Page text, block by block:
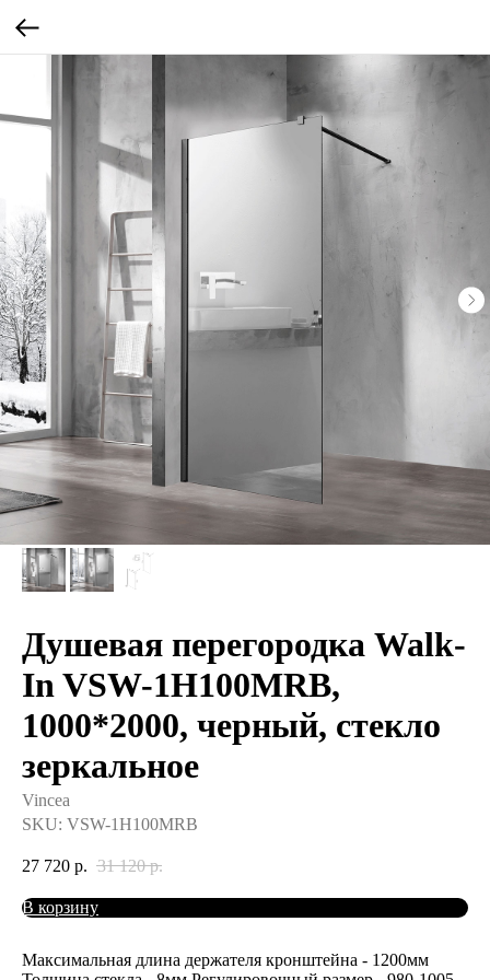
Душевая перегородка Walk-
In VSW-1H100MRB,
1000*2000, черный, стекло
зеркальное
Vincea
SKU: VSW-1H100MRB
27 720 р. 31 120 р.
В корзину
Максимальная длина держателя кронштейна - 1200мм